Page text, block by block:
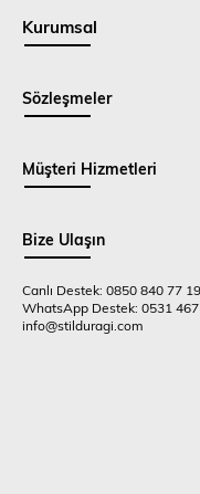
Kurumsal
Sözleşmeler
Müşteri Hizmetleri
Bize Ulaşın
Canlı Destek: 0850 840 77 19
WhatsApp Destek: 0531
info@stilduragi.com